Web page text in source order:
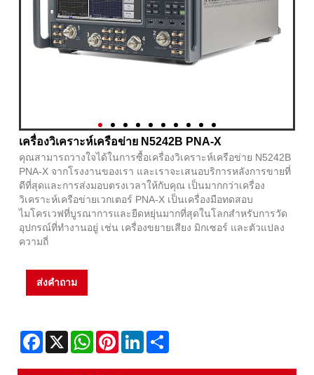
เครื่องวิเคราะห์เครือข่าย N5242B PNA-X
คุณสามารถวางใจได้ในการซื้อเครื่องวิเคราะห์เครือข่าย N5242B
PNA-X จากโรงงานของเรา และเราจะเสนอบริการหลังการขายที่
ดีที่สุดและการส่งมอบตรงเวลาให้กับคุณ เป็นมากกว่าเครื่อง
วิเคราะห์เครือข่ายเวกเตอร์ PNA-X เป็นเครื่องมือทดสอบ
ไมโครเวฟที่บูรณาการและยืดหยุ่นมากที่สุดในโลกสำหรับการวัด
อุปกรณ์ที่ทำงานอยู่ เช่น เครื่องขยายเสียง มิกเซอร์ และตัวแปลง
ความถี่
ส่งคำถาม
Facebook
X WhatsAppPinterestLinkedIn